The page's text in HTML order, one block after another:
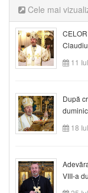
Cele mai
11
După
18
VIII-a